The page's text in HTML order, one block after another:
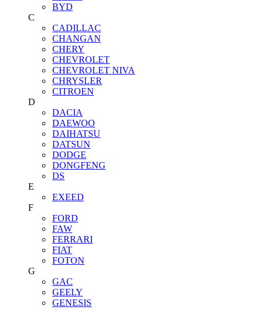
BYD
C
CADILLAC
CHANGAN
CHERY
CHEVROLET
CHEVROLET NIVA
CHRYSLER
CITROEN
D
DACIA
DAEWOO
DAIHATSU
DATSUN
DODGE
DONGFENG
DS
E
EXEED
F
FORD
FAW
FERRARI
FIAT
FOTON
G
GAC
GEELY
GENESIS